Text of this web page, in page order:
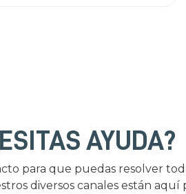
AYUDA?
para que puedas resolver
diversos canales están